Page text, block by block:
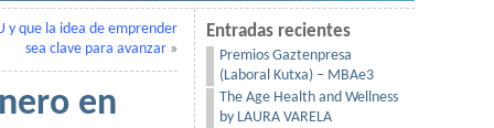
y que la idea de emprender
sea clave para avanzar »
en
Entradas recientes
Premios Gaztenpresa
(Laboral Kutxa) – MBAe3
The Age Health and Wellness
by LAURA VARELA